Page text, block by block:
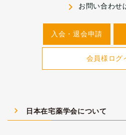
navigate_next お問い合わせ
入会・退会申請
会員様ログ
navigate_next 日本在宅薬学会について